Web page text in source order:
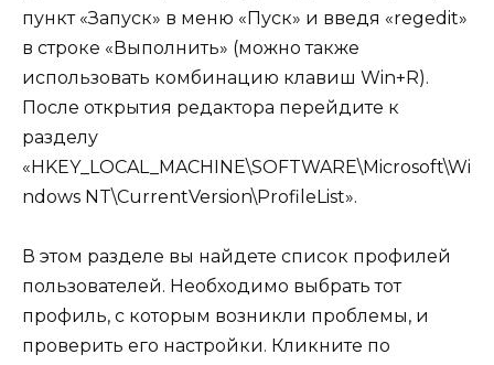
пункт «Запуск» в меню «Пуск» и введя «regedit»
в строке «Выполнить» (можно также
использовать комбинацию клавиш Win+R).
После открытия редактора перейдите к
разделу
«HKEY_LOCAL_MACHINE\SOFTWARE\Microsoft\Wi
ndows NT\CurrentVersion\ProfileList».
В этом разделе вы найдете список профилей
пользователей. Необходимо выбрать тот
профиль, с которым возникли проблемы, и
проверить его настройки. Кликните по